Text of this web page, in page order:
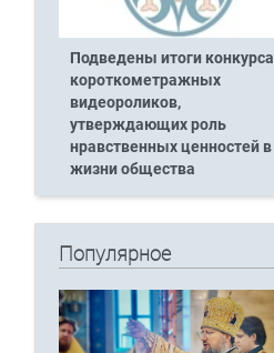
Подведены итоги конкурса
короткометражных
видеороликов,
утверждающих роль
нравственных ценностей в
жизни общества
Популярное